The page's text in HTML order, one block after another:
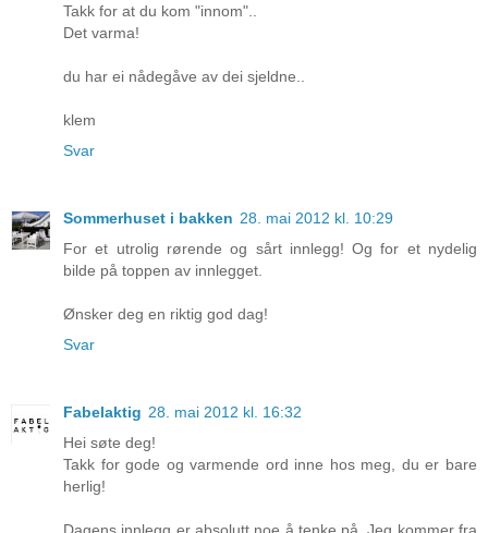
Takk for at du kom "innom"..
Det varma!
du har ei nådegåve av dei sjeldne..
klem
Svar
Sommerhuset i bakken 28. mai 2012 kl. 10:29
For et utrolig rørende og sårt innlegg! Og for et nydelig
bilde på toppen av innlegget.
Ønsker deg en riktig god dag!
Svar
Fabelaktig 28. mai 2012 kl. 16:32
Hei søte deg!
Takk for gode og varmende ord inne hos meg, du er bare
herlig!
Dagens innlegg er absolutt noe å tenke på. Jeg kommer fra